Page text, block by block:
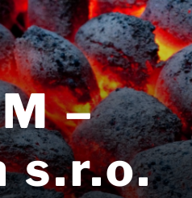
–
s.r.o.